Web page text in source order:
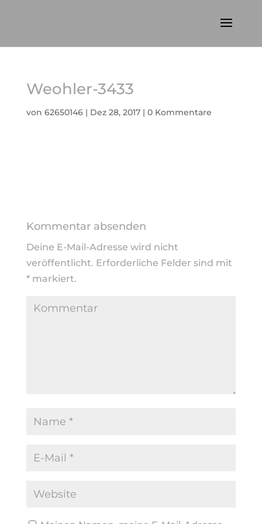
Weohler-3433
von 62650146| Dez 28, 2017| 0 Kommentare
Kommentar absenden
Deine E-Mail-Adresse wird nicht
veröffentlicht. Erforderliche Felder sind mit
*markiert.